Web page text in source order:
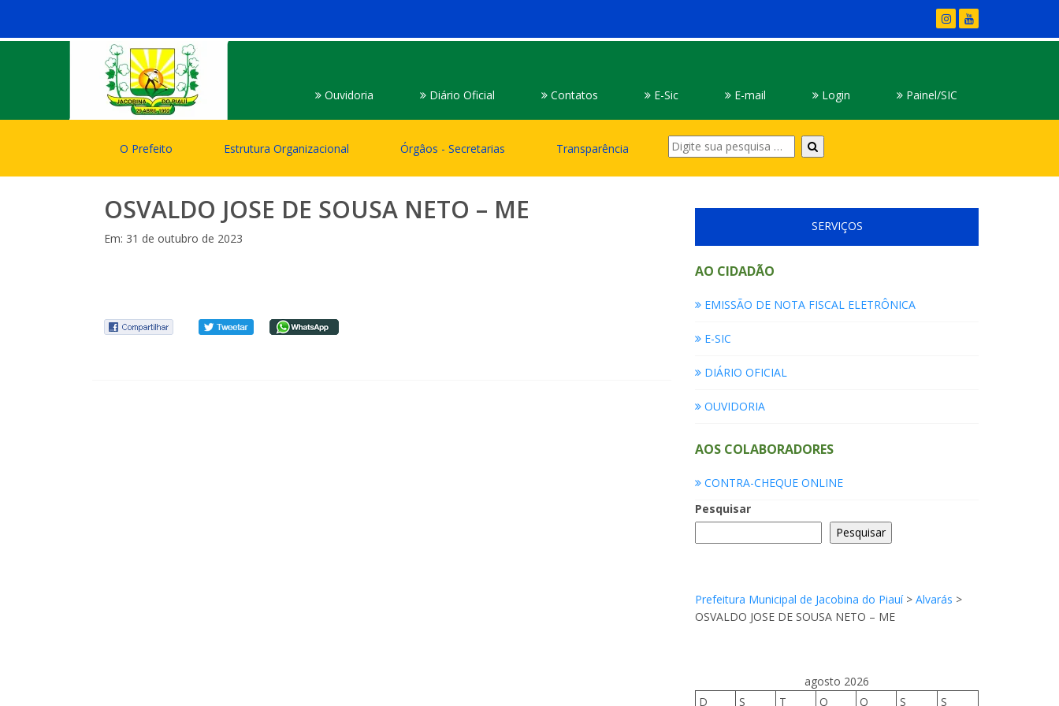
Ouvidoria Diário Oficial Contatos E-Sic E-mail Login Painel/SIC
O Prefeito Estrutura Organizacional Órgâos - Secretarias Transparência
Digite
sua
pesquisa
OSVALDO JOSE DE SOUSA NETO – ME
Em: 31 de outubro de 2023
SERVIÇOS
AO CIDADÃO
EMISSÃO DE NOTA FISCAL ELETRÔNICA
E-SIC
DIÁRIO OFICIAL
OUVIDORIA
AOS COLABORADORES
CONTRA-CHEQUE ONLINE
Pesquisar
Pesquisar
Prefeitura Municipal de Jacobina do Piauí> Alvarás >
OSVALDO JOSE DE SOUSA NETO – ME
agosto 2026
D
S T Q Q S S